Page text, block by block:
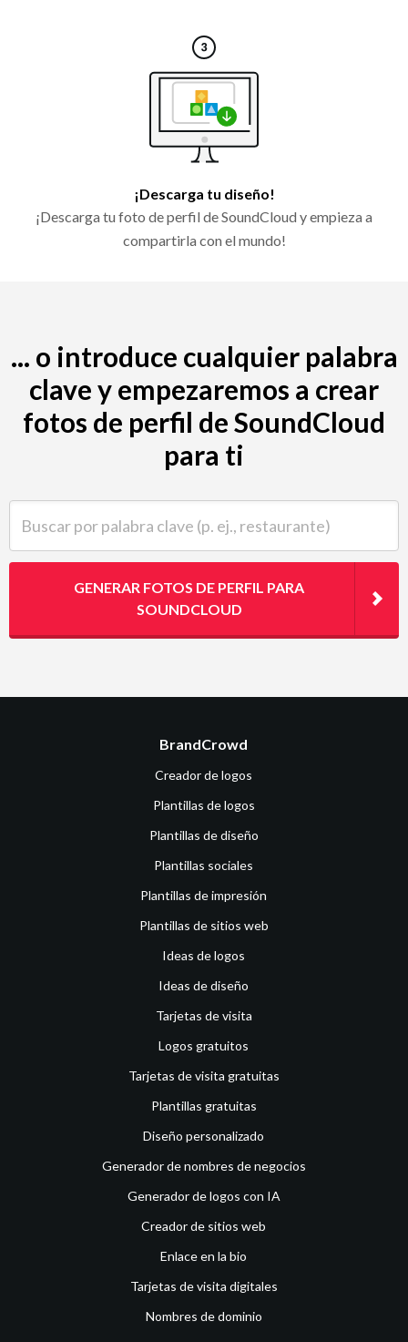
¡Descarga tu diseño!
¡Descarga tu foto de perfil de SoundCloud y empieza a
compartirla con el mundo!
... o introduce cualquier palabra
clave y empezaremos a crear
fotos de perfil de SoundCloud
para ti
GENERAR FOTOS DE PERFIL PARA
SOUNDCLOUD
BrandCrowd
Creador de logos
Plantillas de logos
Plantillas de diseño
Plantillas sociales
Plantillas de impresión
Plantillas de sitios web
Ideas de logos
Ideas de diseño
Tarjetas de visita
Logos gratuitos
Tarjetas de visita gratuitas
Plantillas gratuitas
Diseño personalizado
Generador de nombres de negocios
Generador de logos con IA
Creador de sitios web
Enlace en la bio
Tarjetas de visita digitales
Nombres de dominio